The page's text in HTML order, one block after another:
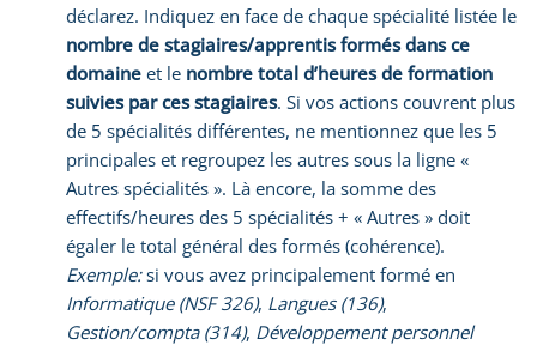
déclarez. Indiquez en face de chaque spécialité listée le
nombre de stagiaires/apprentis formés dans ce
domaine et le nombre total d’heures de formation
suivies par ces stagiaires. Si vos actions couvrent plus
de 5 spécialités différentes, ne mentionnez que les 5
principales et regroupez les autres sous la ligne «
Autres spécialités ». Là encore, la somme des
effectifs/heures des 5 spécialités + « Autres » doit
égaler le total général des formés (cohérence).
Exemple:si vous avez principalement formé en
Informatique (NSF 326), Langues (136),
Gestion/compta (314), Développement personnel